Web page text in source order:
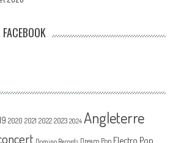
2020 2021 2022 2023 2024 Angleterre
Domino Records Dream Pop Electro Pop